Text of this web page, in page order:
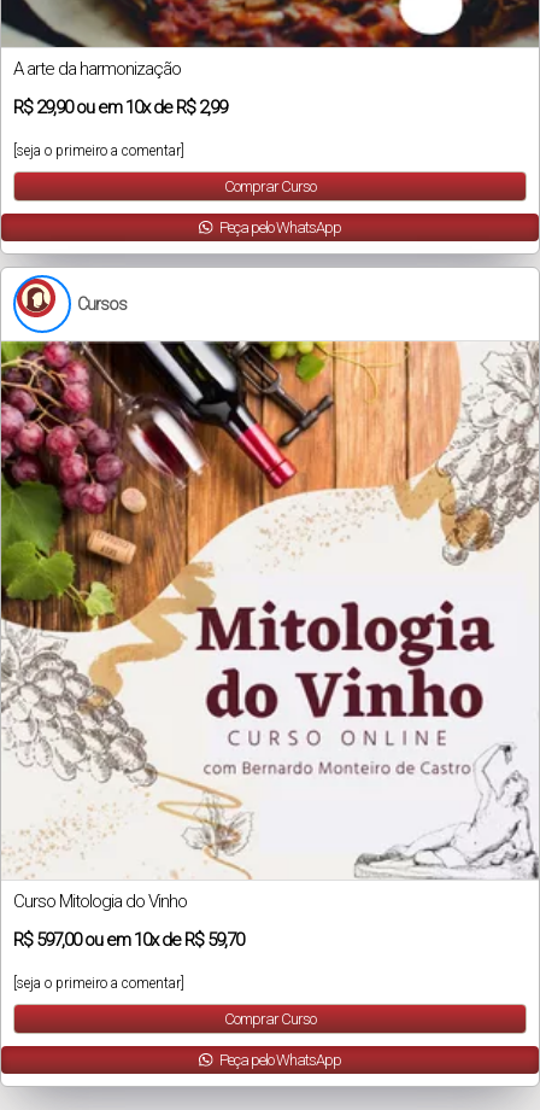
A arte da harmonização
R$29,90ou em10xde R$ 2,99
[seja o primeiro a comentar]
Comprar Curso
Peça pelo WhatsApp
Cursos
Curso Mitologia do Vinho
R$597,00ou em10xde R$ 59,70
[seja o primeiro a comentar]
Comprar Curso
Peça pelo WhatsApp